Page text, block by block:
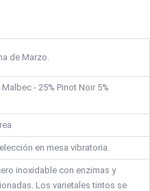
de Marzo.
- 25% Pinot Noir 5%
en mesa vibratoria.
inoxidable con enzimas y
Los varietales tintos se